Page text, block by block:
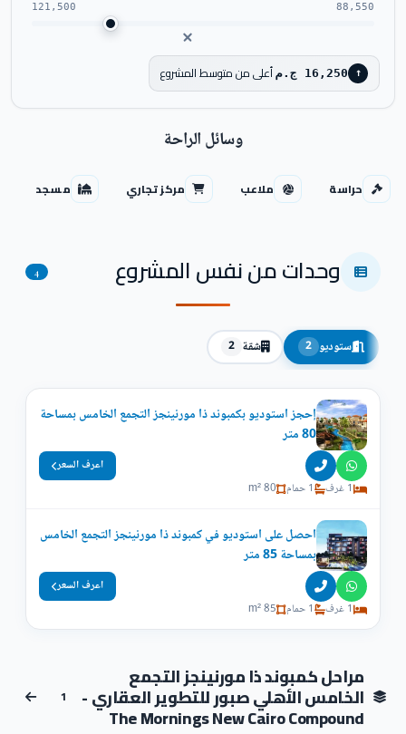
88,550
121,500
↑ 16,250 ج.م أعلى من متوسط المشروع
وسائل الراحة
حراسة ملاعب مركز تجاري مسجد
وحدات من نفس المشروع 4
ستوديو 2 شقة 2
إحجز استوديو بكمبوند ذا مورنينجز التجمع الخامس بمساحة
80 متر
1 غرف 1 حمام 80 m²
اعرف السعر
احصل على استوديو في كمبوند ذا مورنينجز التجمع الخامس
بمساحة 85 متر
1 غرف 1 حمام 85 m²
اعرف السعر
مراحل كمبوند ذا مورنينجز التجمع
الخامس الأهلي صبور للتطوير العقاري -
The Mornings New Cairo Compound
1